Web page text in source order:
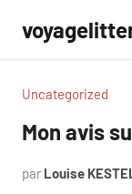
contenu
Uncategorized
Mon avis
par Louise